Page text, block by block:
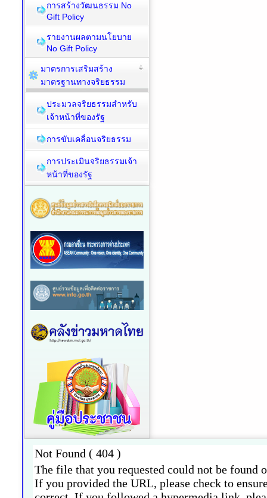
การสร้างวัฒนธรรม No
Gift Policy
รายงานผลตามนโยบาย
No Gift Policy
มาตรการเสริมสร้าง
มาตรฐานทางจริยธรรม
ประมวลจริยธรรมสำหรับ
เจ้าหน้าที่ของรัฐ
การขับเคลื่อนจริยธรรม
การประเมินจริยธรรมเจ้า
หน้าที่ของรัฐ